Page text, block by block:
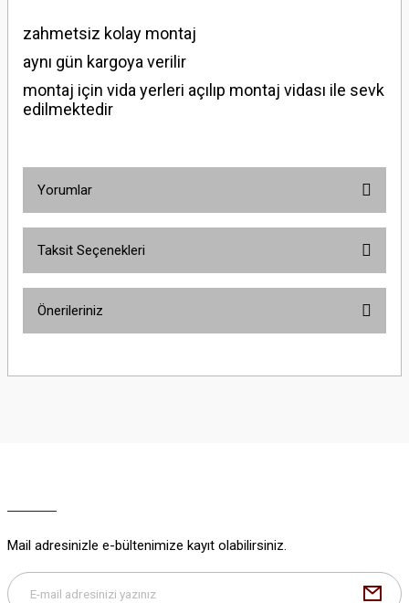
zahmetsiz kolay montaj
aynı gün kargoya verilir
montaj için vida yerleri açılıp montaj vidası ile sevk
edilmektedir
Yorumlar
Taksit Seçenekleri
Önerileriniz
yetersiz gördüğünüz noktaları öneri formunu kullanarak tarafımıza
Bu ürüne benzer farklı alternatifler olmalı.
Mail adresinizle e-bültenimize kayıt olabilirsiniz.